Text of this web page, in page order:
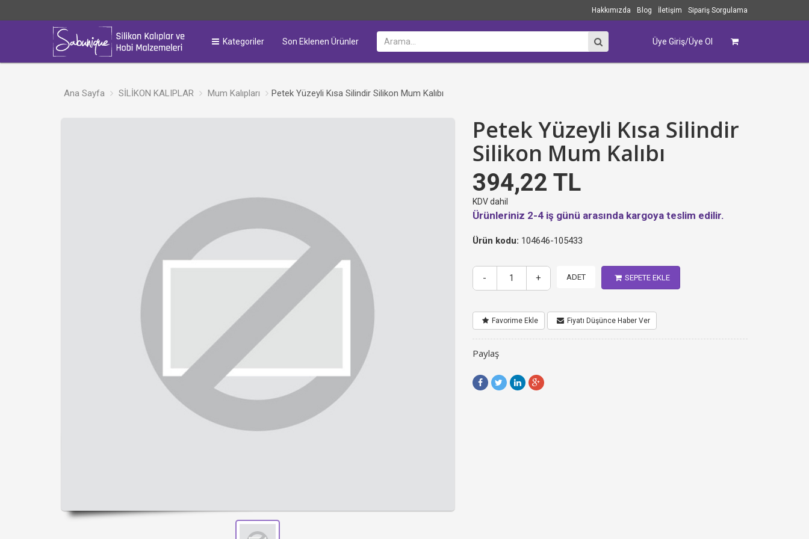
Hakkımızda Blog İletişim Sipariş Sorgulama
Kategoriler Son Eklenen Ürünler Üye Giriş/Üye Ol
Ana Sayfa SİLİKON KALIPLAR Mum Kalıpları Petek Yüzeyli Kısa Silindir Silikon Mum Kalıbı
Petek Yüzeyli Kısa Silindir
Silikon Mum Kalıbı
394,22 TL
KDV dahil
Ürünleriniz 2-4 iş günü arasında kargoya teslim edilir.
Ürün kodu: 104646-105433
- + ADET SEPETE EKLE
Favorime Ekle Fiyatı Düşünce Haber Ver
Paylaş